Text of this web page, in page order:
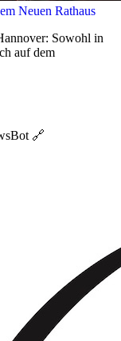
Neuen Rathaus
Sowohl in
auf dem
🔗